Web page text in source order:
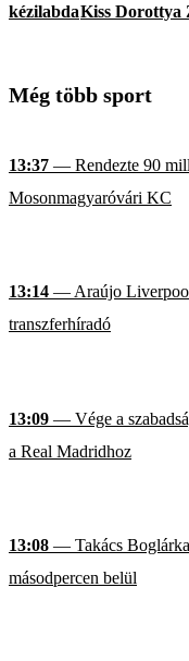
kézilabdaKiss Dorottya
Még több sport
13:37 — Rendezte 90
Mosonmagyaróvári KC
13:14 — Araújo
transzferhíradó
13:09 — Vége a
a Real Madridhoz
13:08 — Takács Boglárka
másodpercen belül